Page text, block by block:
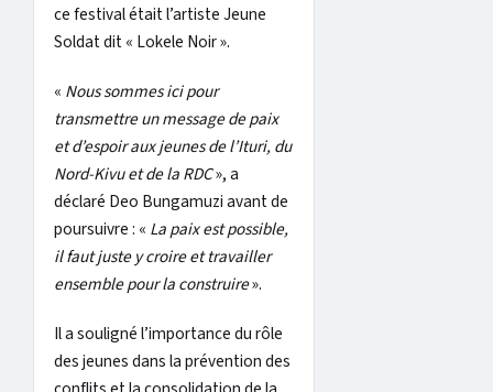
ce festival était l’artiste Jeune
Soldat dit « Lokele Noir ».
« Nous sommes ici pour
transmettre un message de paix
et d’espoir aux jeunes de l’Ituri, du
Nord-Kivu et de la RDC», a
déclaré Deo Bungamuzi avant de
poursuivre : « La paix est possible,
il faut juste y croire et travailler
ensemble pour la construire».
Il a souligné l’importance du rôle
des jeunes dans la prévention des